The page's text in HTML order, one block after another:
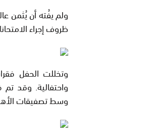
ولم يفُته أن يُثمن
ظروف إجراء
وتخللت الحفل
واحتفالية. وقد تم
وسط تصفيقات